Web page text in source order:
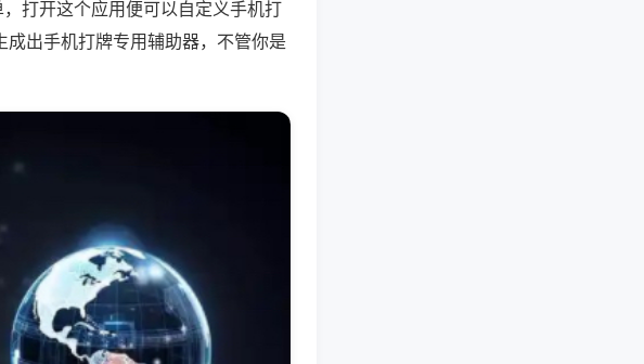
打开这个应用便可以自定义手机打
出手机打牌专用辅助器，不管你是